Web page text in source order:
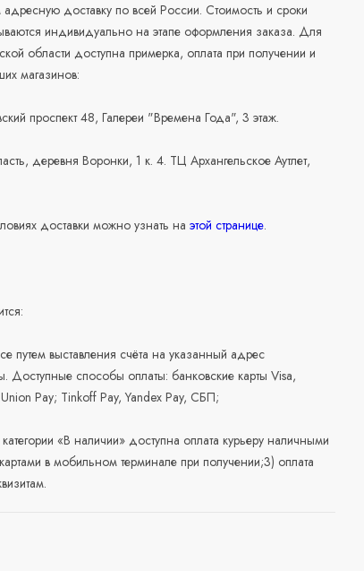
доставку по всей России. Стоимость и сроки
индивидуально на этапе оформления заказа. Для
области доступна примерка, оплата при получении и
магазинов:
проспект 48, Галереи "Времена Года", 3 этаж.
деревня Воронки, 1 к. 4. ТЦ Архангельское Аутлет,
доставки можно узнать наэтой странице.
путем выставления счёта на указанный адрес
Доступные способы оплаты: банковские карты Visa,
Pay; Tinkoff Pay, Yandex Pay, СБП;
«В наличии» доступна оплата курьеру наличными
в мобильном терминале при получении;3) оплата